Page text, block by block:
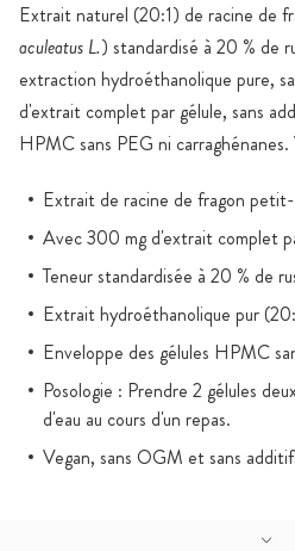
Extrait naturel (20:1) de racine de
aculeatus L.) standardisé à 20 % de
extraction hydroéthanolique pure,
d'extrait complet par gélule, sans
HPMC sans PEG ni
Extrait de racine de fragon
Avec 300 mg d'extrait complet
Teneur standardisée à 20 % de
Extrait hydroéthanolique pur
Enveloppe des gélules HPMC
Posologie : Prendre 2 gélules
d'eau au cours d'un repas.
Vegan, sans OGM et sans